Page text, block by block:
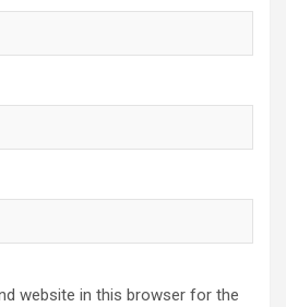
website in this browser for the